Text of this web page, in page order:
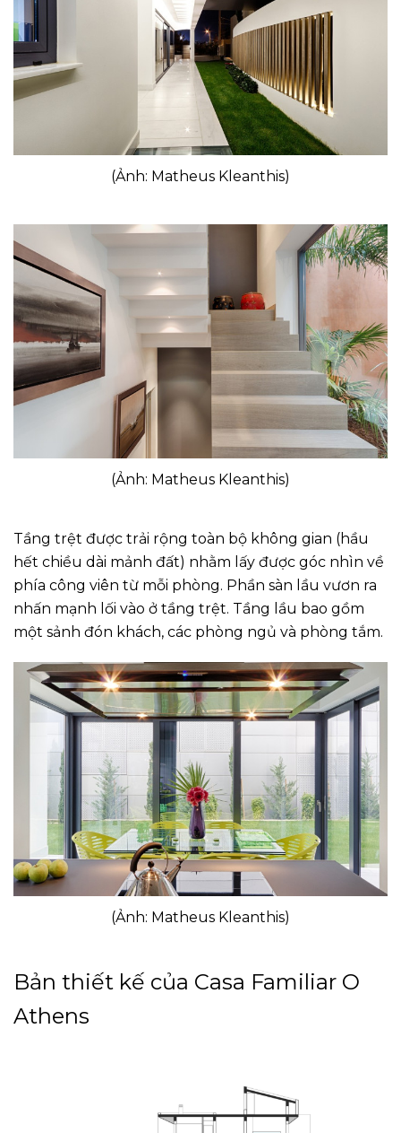
(Ảnh: Matheus Kleanthis)
(Ảnh: Matheus Kleanthis)
Tầng trệt được trải rộng toàn bộ không gian (hầu
hết chiều dài mảnh đất) nhằm lấy được góc nhìn về
phía công viên từ mỗi phòng. Phần sàn lầu vươn ra
nhấn mạnh lối vào ở tầng trệt. Tầng lầu bao gồm
một sảnh đón khách, các phòng ngủ và phòng tắm.
(Ảnh: Matheus Kleanthis)
Bản thiết kế của Casa Familiar O
Athens